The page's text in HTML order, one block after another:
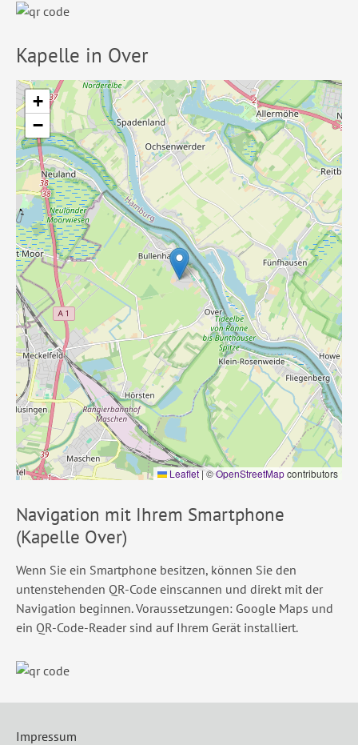
Kapelle in Over
+
−
Leaflet| ©OpenStreetMapcontributors
Navigation mit Ihrem Smartphone
(Kapelle Over)
Wenn Sie ein Smartphone besitzen, können Sie den
untenstehenden QR-Code einscannen und direkt mit der
Navigation beginnen. Voraussetzungen: Google Maps und
ein QR-Code-Reader sind auf Ihrem Gerät installiert.
Impressum